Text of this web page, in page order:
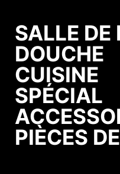
SALLE DE
DOUCHE
CUISINE
SPÉCIAL
PIÈCES